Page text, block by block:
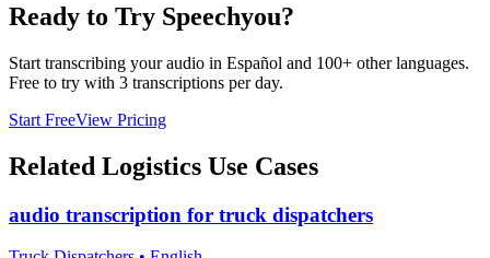
Ready to Try Speechyou?
Start transcribing your audio in Español and 100+ other languages.
Free to try with 3 transcriptions per day.
Start FreeView Pricing
Related Logistics Use Cases
audio transcription for truck dispatchers